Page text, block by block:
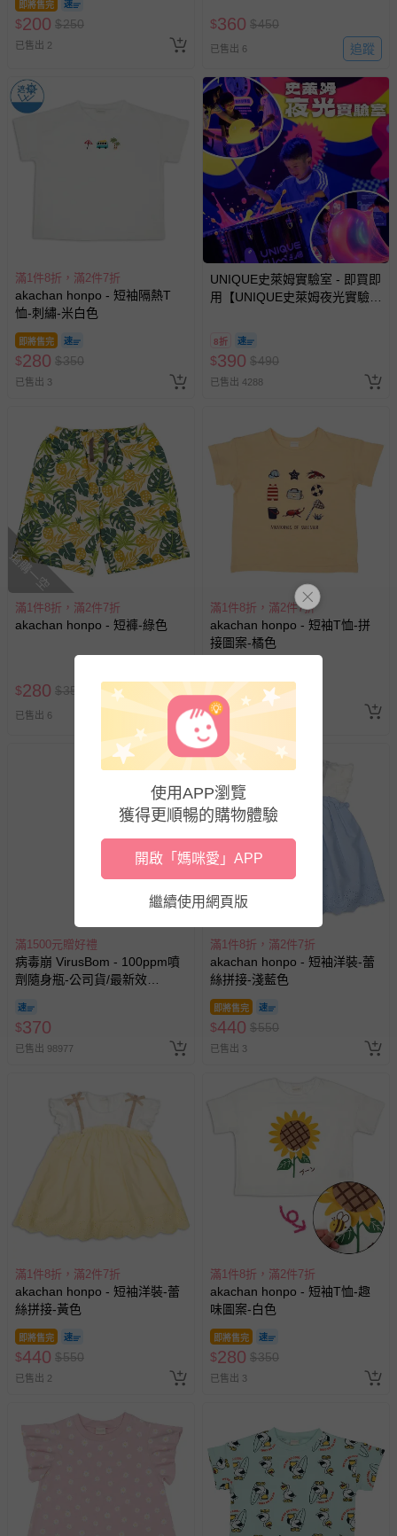
豫期範圍：
易於腐敗、保存期限較短或解約時即將逾期（例如生鮮
報紙、期刊或雜誌（惟書籍如經拆封、使用，則酌收整
經消費者拆封之影音商品或電腦軟體（例如 DVD、CD
非以有形媒介提供之數位內容或一經提供即為完成之線
上服務，經消費者事先同意始提供（例如線上課程、遊
已拆封之以下類型商品：
-個人衛生用品（例如尿布、貼身衣物、泳裝、襪子、地
墊、寢具類等）。
-新生兒親膚衣物（嬰幼兒包巾與背巾、包屁衣、學習
褲、紗布衣等）。
-接觸性孕哺產品（奶嘴、奶瓶、擠乳器、哺乳衣、托腹
帶束縛衣、餐搖椅等）。
-其他原廠盒裝商品封口處已貼上「不可拆封」，或具警
國際航空、客運、訂房等服務。
相關的退換貨辦理流程，可詳見： 退換貨 & 退款問題
其他常見問題：
運送服務：目前提供的運送僅限台灣本島。如您位於離島地
區，可能會無法配送，或須依據商品需加收離島運費。廠商
亦保留出貨與否的權利。離島、偏遠地區、樓層親送等加價
費用，可能會另需加收。
商品實際的配達日期，可於訂單個人資料內的查詢訂單內，
如您收到商品，請依正常流程檢查是否完好，若商品遇瑕疵
情形，您可申請更換新品或退貨，請見：退貨的辦理流程 。
若您對於會員帳號、商品訂購與資訊、購物流程、付款方
式、折價券與購物金的使用、退貨及商品運送方式等有疑
預購商品：預購為海外同步代購，遇缺貨即會通知媽咪並協
助取消退款事宜。
商品如因「價格、組合」等錯誤原因，導致無法安排出貨，
即將售完
$200 $250
已售出 2
$360 $450
已售出 6 追蹤
滿1件8折，滿2件7折
akachan honpo - 短袖隔熱T
恤-刺繡-米白色
即將售完
$280 $350
已售出 3
UNIQUE史萊姆實驗室 - 即買即
用【UNIQUE史萊姆夜光實驗室
訂單編號兌換，逾期作廢) (大
人小孩均一價(3歲以上需購票))
8折
$390 $490
已售出 4288
搶購一空
滿1件8折，滿2件7折
akachan honpo - 短褲-綠色
$280 $350
已售出 6 追蹤
滿1件8折，滿2件7折
akachan honpo - 短袖T恤-拼
接圖案-橘色
200 250
已售出 4
滿1500元贈好禮
病毒崩 VirusBom - 100ppm噴
劑隨身瓶-公司貨/最新效
$370
已售出 98977
滿1件8折，滿2件7折
akachan honpo - 短袖洋裝-蕾
絲拼接-淺藍色
即將售完
$440 $550
已售出 3
滿1件8折，滿2件7折
akachan honpo - 短袖洋裝-蕾
絲拼接-黃色
即將售完
$440 $550
已售出 2
滿1件8折，滿2件7折
akachan honpo - 短袖T恤-趣
味圖案-白色
即將售完
$280 $350
已售出 3
使用APP瀏覽
獲得更順暢的購物體驗
開啟「媽咪愛」APP
繼續使用網頁版